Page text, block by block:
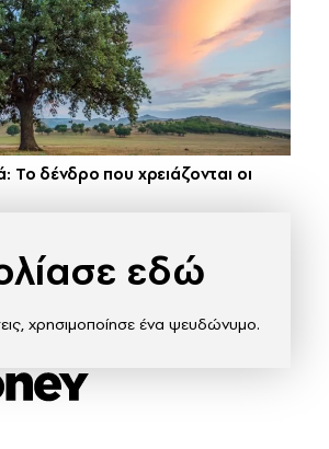
Το δένδρο που χρειάζονται οι
εδώ
χρησιμοποίησε ένα ψευδώνυμο.